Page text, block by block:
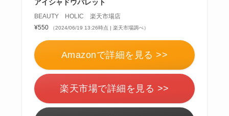
アイシャドウパレット
BEAUTY HOLIC 楽天市場店
¥550
（2024/06/19 13:26時点 | 楽天市場調べ）
Amazonで詳細を見る >>
楽天市場で詳細を見る >>